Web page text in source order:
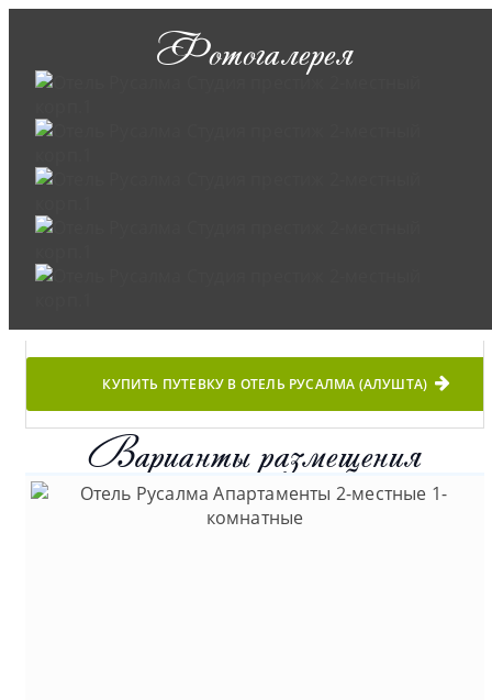
Фотогалерея
КУПИТЬ ПУТЕВКУ В ОТЕЛЬ РУСАЛМА (АЛУШТА)
Варианты размещения